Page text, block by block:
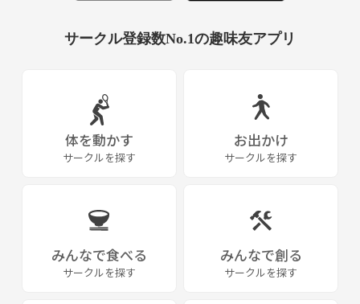
サークル登録数No.1の趣味友アプリ
体を動かす
サークルを探す
お出かけ
サークルを探す
みんなで食べる
サークルを探す
みんなで創る
サークルを探す